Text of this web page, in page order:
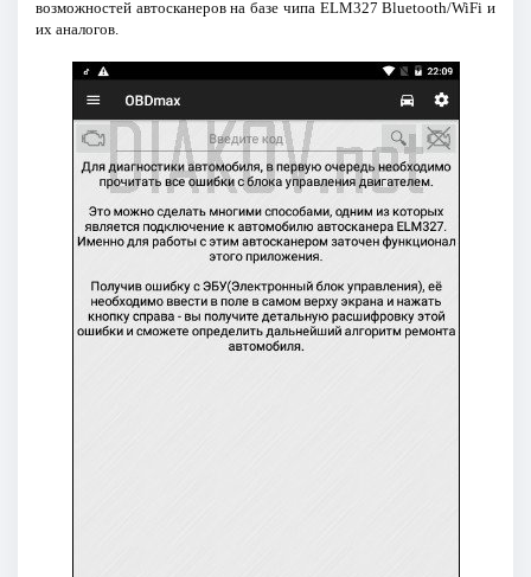
возможностей автосканеров на базе чипа ELM327 Bluetooth/WiFi и
их аналогов.